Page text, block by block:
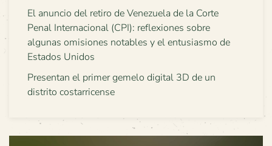
El anuncio del retiro de Venezuela de la Corte
Penal Internacional (CPI): reflexiones sobre
algunas omisiones notables y el entusiasmo de
Estados Unidos
Presentan el primer gemelo digital 3D de un
distrito costarricense